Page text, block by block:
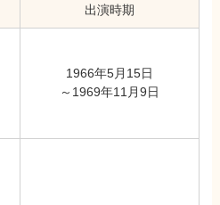
出演時期
1966年5月15日
～1969年11月9日